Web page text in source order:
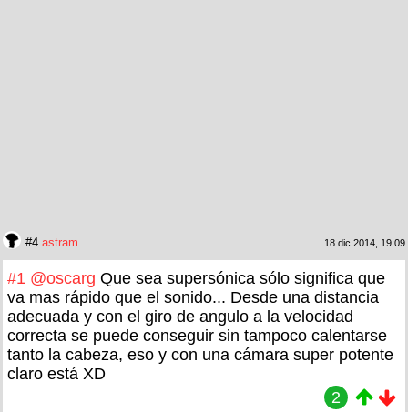
#4 astram 18 dic 2014, 19:09
#1 @oscarg Que sea supersónica sólo significa que
va mas rápido que el sonido... Desde una distancia
adecuada y con el giro de angulo a la velocidad
correcta se puede conseguir sin tampoco calentarse
tanto la cabeza, eso y con una cámara super potente
claro está XD
2